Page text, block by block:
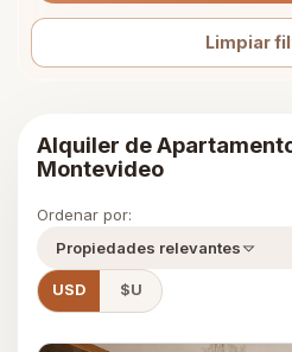
Limpiar
Alquiler de
Montevideo
Ordenar por:
Propiedades relevantes
USD $U